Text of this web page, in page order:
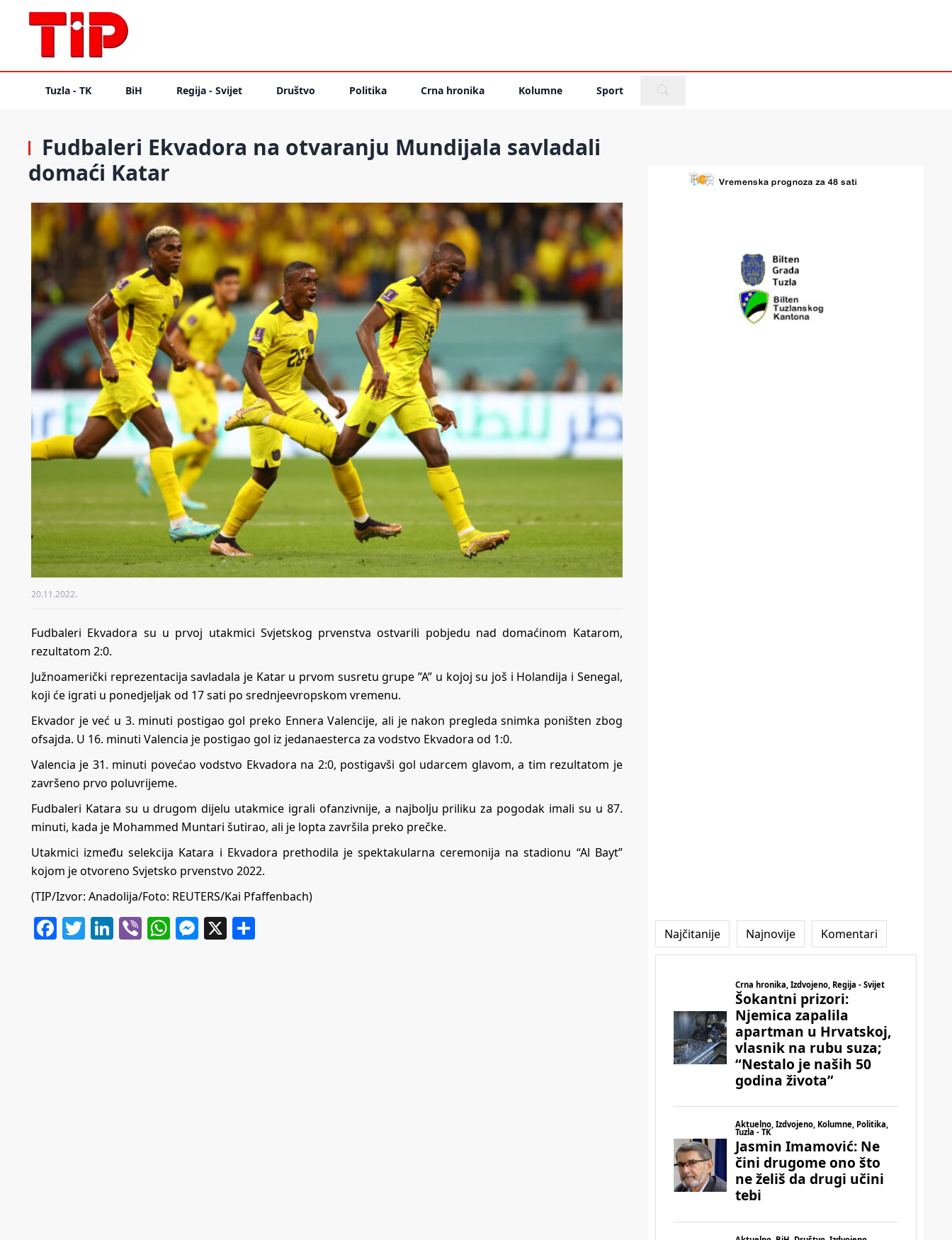
Tuzla - TK BiH Regija - Svijet Društvo Politika Crna hronika Kolumne Sport
Fudbaleri Ekvadora na otvaranju Mundijala savladali
domaći Katar
20.11.2022.
Fudbaleri Ekvadora su u prvoj utakmici Svjetskog prvenstva ostvarili pobjedu nad domaćinom Katarom,
rezultatom 2:0.
Južnoamerički reprezentacija savladala je Katar u prvom susretu grupe ”A” u kojoj su još i Holandija i Senegal,
koji će igrati u ponedjeljak od 17 sati po srednjeevropskom vremenu.
Ekvador je već u 3. minuti postigao gol preko Ennera Valencije, ali je nakon pregleda snimka poništen zbog
ofsajda. U 16. minuti Valencia je postigao gol iz jedanaesterca za vodstvo Ekvadora od 1:0.
Valencia je 31. minuti povećao vodstvo Ekvadora na 2:0, postigavši gol udarcem glavom, a tim rezultatom je
završeno prvo poluvrijeme.
Fudbaleri Katara su u drugom dijelu utakmice igrali ofanzivnije, a najbolju priliku za pogodak imali su u 87.
minuti, kada je Mohammed Muntari šutirao, ali je lopta završila preko prečke.
Utakmici između selekcija Katara i Ekvadora prethodila je spektakularna ceremonija na stadionu “Al Bayt”
kojom je otvoreno Svjetsko prvenstvo 2022.
(TIP/Izvor: Anadolija/Foto: REUTERS/Kai Pfaffenbach)
Facebook
Twitter
LinkedIn
ViberWhatsApp
Messenger
X Najčitanije Najnovije Komentari